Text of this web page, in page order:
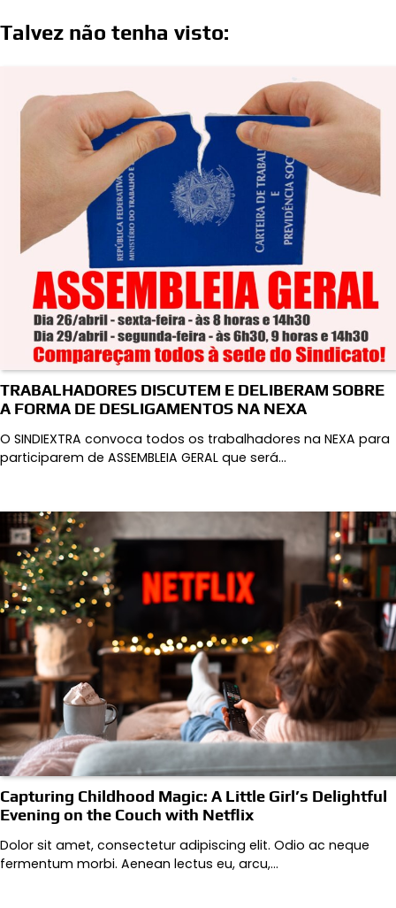
Talvez não tenha visto:
TRABALHADORES DISCUTEM E DELIBERAM SOBRE
A FORMA DE DESLIGAMENTOS NA NEXA
O SINDIEXTRA convoca todos os trabalhadores na NEXA para
participarem de ASSEMBLEIA GERAL que será…
Capturing Childhood Magic: A Little Girl’s Delightful
Evening on the Couch with Netflix
Dolor sit amet, consectetur adipiscing elit. Odio ac neque
fermentum morbi. Aenean lectus eu, arcu,…